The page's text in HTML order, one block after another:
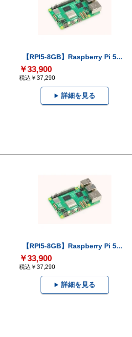
【RPI5-8GB】Raspberry Pi 5...
￥33,900
税込￥37,290
詳細を見る
【RPI5-8GB】Raspberry Pi 5...
￥33,900
税込￥37,290
詳細を見る